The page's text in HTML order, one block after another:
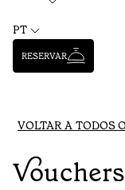
PT
RESERVAR
VOLTAR A TODOS
Vouchers